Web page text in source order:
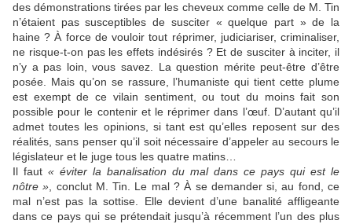
des démonstrations tirées par les cheveux comme celle de M. Tin
n’étaient pas susceptibles de susciter « quelque part » de la
haine ? À force de vouloir tout réprimer, judiciariser, criminaliser,
ne risque-t-on pas les effets indésirés ? Et de susciter à inciter, il
n’y a pas loin, vous savez. La question mérite peut-être d’être
posée. Mais qu’on se rassure, l’humaniste qui tient cette plume
est exempt de ce vilain sentiment, ou tout du moins fait son
possible pour le contenir et le réprimer dans l’œuf. D’autant qu’il
admet toutes les opinions, si tant est qu’elles reposent sur des
réalités, sans penser qu’il soit nécessaire d’appeler au secours le
législateur et le juge tous les quatre matins…
Il faut « éviter la banalisation du mal dans ce pays qui est le
nôtre » , conclut M. Tin. Le mal ? À se demander si, au fond, ce
mal n’est pas la sottise. Elle devient d’une banalité affligeante
dans ce pays qui se prétendait jusqu’à récemment l’un des plus